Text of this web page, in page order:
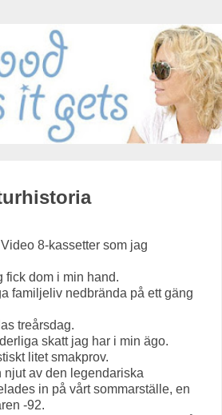
8-kassetter som jag
fick dom i min hand.
familjeliv nedbrända på ett gäng
treårsdag.
skatt jag har i min ägo.
litet smakprov.
av den legendariska
in på vårt sommarställe, en
-92.